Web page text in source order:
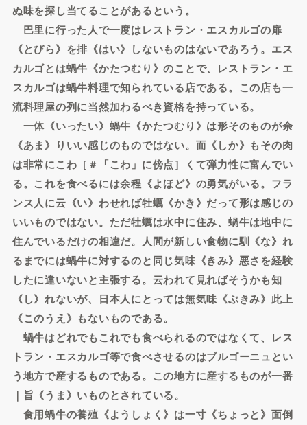
ぬ味を探し当てることがあるという。
巴里に行った人で一度はレストラン・エスカルゴの扉
《とびら》を排《はい》しないものはないであろう。エス
カルゴとは蝸牛《かたつむり》のことで、レストラン・エ
スカルゴは蝸牛料理で知られている店である。この店も一
流料理屋の列に当然加わるべき資格を持っている。
一体《いったい》蝸牛《かたつむり》は形そのものが余
《あま》りいい感じのものではない。而《しか》もその肉
は非常にこわ［＃「こわ」に傍点］くて弾力性に富んでい
る。これを食べるには余程《よほど》の勇気がいる。フラ
ンス人に云《い》わせれば牡蠣《かき》だって形は感じの
いいものではない。ただ牡蠣は水中に住み、蝸牛は地中に
住んでいるだけの相違だ。人間が新しい食物に馴《な》れ
るまでには蝸牛に対するのと同じ気味《きみ》悪さを経験
したに違いないと主張する。云われて見ればそうかも知
《し》れないが、日本人にとっては無気味《ぶきみ》此上
《このうえ》もないものである。
蝸牛はどれでもこれでも食べられるのではなくて、レス
トラン・エスカルゴ等で食べさせるのはブルゴーニュとい
う地方で産するものである。この地方に産するものが一番
｜旨《うま》いものとされている。
食用蝸牛の養殖《ようしょく》は一寸《ちょっと》面倒